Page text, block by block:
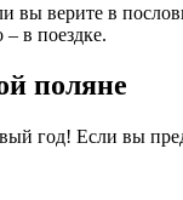
вы верите в
– в поездке.
поляне
год! Если вы